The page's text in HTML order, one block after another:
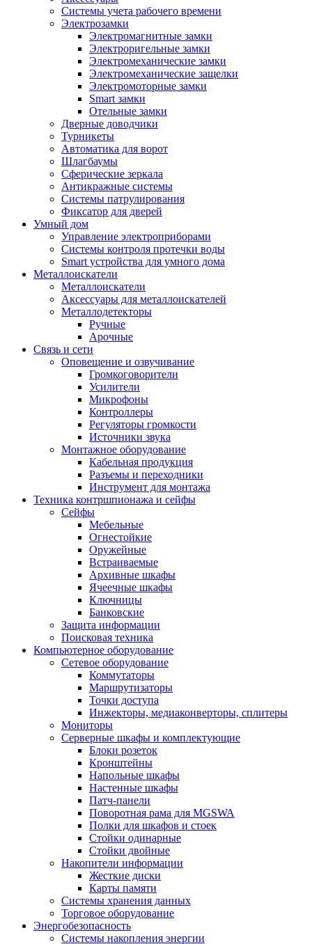
Системы учета рабочего времени
Электрозамки
Электромагнитные замки
Электроригельные замки
Электромеханические замки
Электромеханические защелки
Электромоторные замки
Smart замки
Отельные замки
Дверные доводчики
Турникеты
Автоматика для ворот
Шлагбаумы
Сферические зеркала
Антикражные системы
Системы патрулирования
Фиксатор для дверей
Умный дом
Управление электроприборами
Системы контроля протечки воды
Smart устройства для умного дома
Металлоискатели
Металлоискатели
Аксессуары для металлоискателей
Металлодетекторы
Ручные
Арочные
Связь и сети
Оповещение и озвучивание
Громкоговорители
Усилители
Микрофоны
Контроллеры
Регуляторы громкости
Источники звука
Монтажное оборудование
Кабельная продукция
Разъемы и переходники
Инструмент для монтажа
Техника контршпионажа и сейфы
Сейфы
Мебельные
Огнестойкие
Оружейные
Встраиваемые
Архивные шкафы
Ячеечные шкафы
Ключницы
Банковские
Защита информации
Поисковая техника
Компьютерное оборудование
Сетевое оборудование
Коммутаторы
Маршрутизаторы
Точки доступа
Инжекторы, медиаконверторы, сплитеры
Мониторы
Серверные шкафы и комплектующие
Блоки розеток
Кронштейны
Напольные шкафы
Настенные шкафы
Патч-панели
Поворотная рама для MGSWA
Полки для шкафов и стоек
Стойки одинарные
Стойки двойные
Накопители информации
Жесткие диски
Карты памяти
Системы хранения данных
Торговое оборудование
Энергобезопасность
Системы накопления энергии